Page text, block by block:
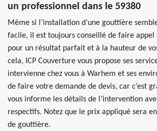
un professionnel dans le 59380
Même si l’installation d’une gouttière
facile, il est toujours conseillé de faire appel
pour un résultat parfait et à la hauteur de
cela, ICP Couverture vous propose ses
intervienne chez vous à Warhem et ses
de faire votre demande de devis, car c’est
vous informe les détails de l’intervention
respectifs. Notez que le prix appliqué sera
de gouttière.